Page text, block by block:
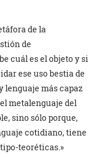
de la
de
cuál es el objeto y si
ese uso bestia de
lenguaje más capaz
metalenguaje del
sino sólo porque,
cotidiano, tiene
teoréticas.»